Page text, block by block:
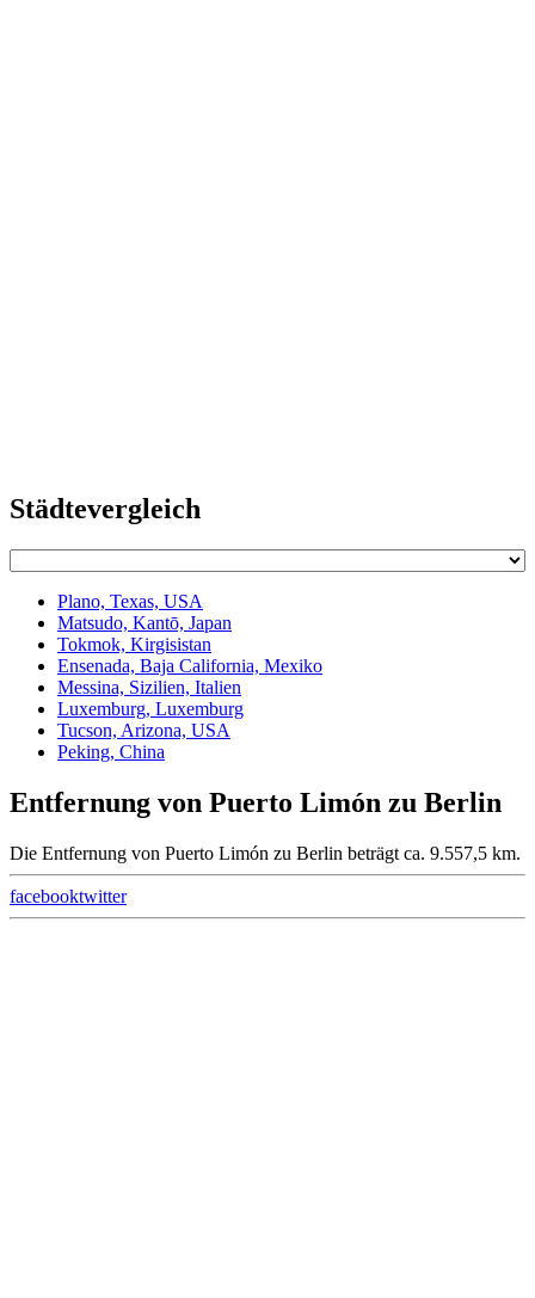
Städtevergleich
Plano, Texas, USA
Matsudo, Kantō, Japan
Tokmok, Kirgisistan
Ensenada, Baja California, Mexiko
Messina, Sizilien, Italien
Luxemburg, Luxemburg
Tucson, Arizona, USA
Peking, China
Entfernung von Puerto Limón zu Berlin
Die Entfernung von Puerto Limón zu Berlin beträgt ca. 9.557,5 km.
facebooktwitter